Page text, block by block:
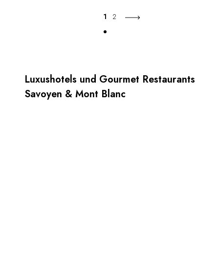
1 2
Luxushotels und Gourmet Restaurants
Savoyen & Mont Blanc